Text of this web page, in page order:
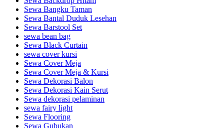
Sewa Bangku Taman
Sewa Bantal Duduk Lesehan
Sewa Barstool Set
sewa bean bag
Sewa Black Curtain
sewa cover kursi
Sewa Cover Meja
Sewa Cover Meja & Kursi
Sewa Dekorasi Balon
Sewa Dekorasi Kain Serut
Sewa dekorasi pelaminan
sewa fairy light
Sewa Flooring
Sewa Gubukan